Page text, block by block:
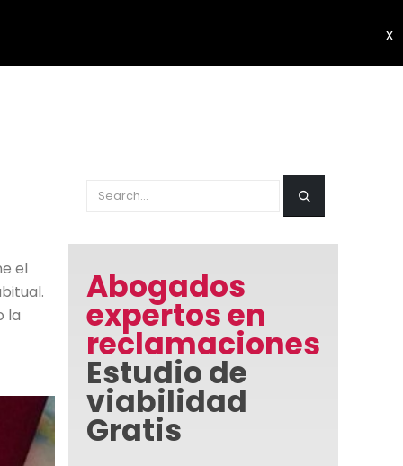
X
el
la
Abogados
expertos en
reclamaciones
Estudio de
viabilidad
Gratis